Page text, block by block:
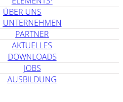
ÜBER UNS
UNTERNEHMEN
PARTNER
AKTUELLES
DOWNLOADS
JOBS
AUSBILDUNG